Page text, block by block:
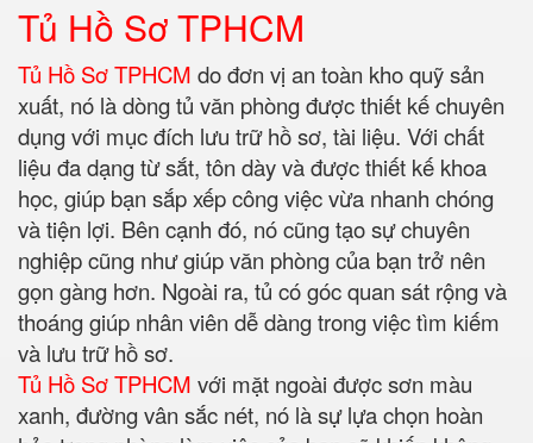
Tủ Hồ Sơ TPHCM
Tủ Hồ Sơ TPHCM do đơn vị an toàn kho quỹ sản
xuất, nó là dòng tủ văn phòng được thiết kế chuyên
dụng với mục đích lưu trữ hồ sơ, tài liệu. Với chất
liệu đa dạng từ sắt, tôn dày và được thiết kế khoa
học, giúp bạn sắp xếp công việc vừa nhanh chóng
và tiện lợi. Bên cạnh đó, nó cũng tạo sự chuyên
nghiệp cũng như giúp văn phòng của bạn trở nên
gọn gàng hơn. Ngoài ra, tủ có góc quan sát rộng và
thoáng giúp nhân viên dễ dàng trong việc tìm kiếm
và lưu trữ hồ sơ.
Tủ Hồ Sơ TPHCM với mặt ngoài được sơn màu
xanh, đường vân sắc nét, nó là sự lựa chọn hoàn